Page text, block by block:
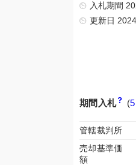
入札期間
更新日
期間入札 (
管轄裁判所
売却基準価
額